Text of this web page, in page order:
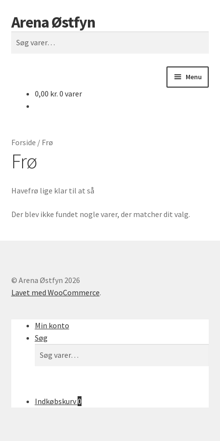
Spring
til
navigation
Spring
til
indhold
Arena Østfyn
efter:
Søg
Menu
Både til salg
Motorcykler til salg
Oversigt Markeder
Velkommen
0,00 kr. 0 varer
Forside / Frø
Frø
Havefrø lige klar til at så
Der blev ikke fundet nogle varer, der matcher dit valg.
© Arena Østfyn 2026
Lavet med WooCommerce.
Min konto
Søg
efter:
Indkøbskurv0